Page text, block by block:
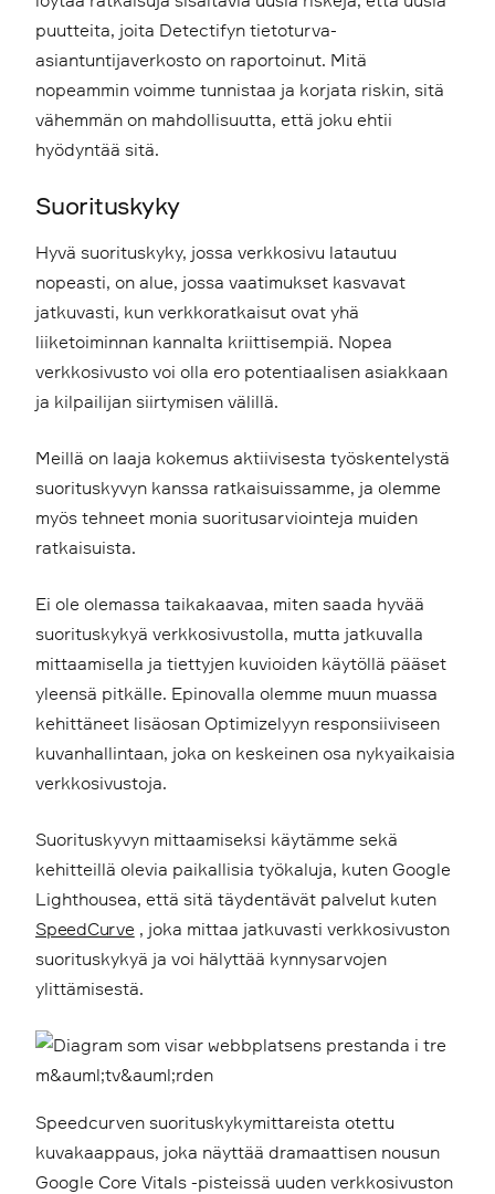
puutteita, joita Detectifyn tietoturva-
asiantuntijaverkosto on raportoinut. Mitä
nopeammin voimme tunnistaa ja korjata riskin, sitä
vähemmän on mahdollisuutta, että joku ehtii
hyödyntää sitä.
Suorituskyky
Hyvä suorituskyky, jossa verkkosivu latautuu
nopeasti, on alue, jossa vaatimukset kasvavat
jatkuvasti, kun verkkoratkaisut ovat yhä
liiketoiminnan kannalta kriittisempiä. Nopea
verkkosivusto voi olla ero potentiaalisen asiakkaan
ja kilpailijan siirtymisen välillä.
Meillä on laaja kokemus aktiivisesta työskentelystä
suorituskyvyn kanssa ratkaisuissamme, ja olemme
myös tehneet monia suoritusarviointeja muiden
ratkaisuista.
Ei ole olemassa taikakaavaa, miten saada hyvää
suorituskykyä verkkosivustolla, mutta jatkuvalla
mittaamisella ja tiettyjen kuvioiden käytöllä pääset
yleensä pitkälle. Epinovalla olemme muun muassa
kehittäneet lisäosan Optimizelyyn responsiiviseen
kuvanhallintaan, joka on keskeinen osa nykyaikaisia
verkkosivustoja.
Suorituskyvyn mittaamiseksi käytämme sekä
kehitteillä olevia paikallisia työkaluja, kuten Google
Lighthousea, että sitä täydentävät palvelut kuten
SpeedCurve , joka mittaa jatkuvasti verkkosivuston
suorituskykyä ja voi hälyttää kynnysarvojen
ylittämisestä.
Speedcurven suorituskykymittareista otettu
kuvakaappaus, joka näyttää dramaattisen nousun
Google Core Vitals -pisteissä uuden verkkosivuston